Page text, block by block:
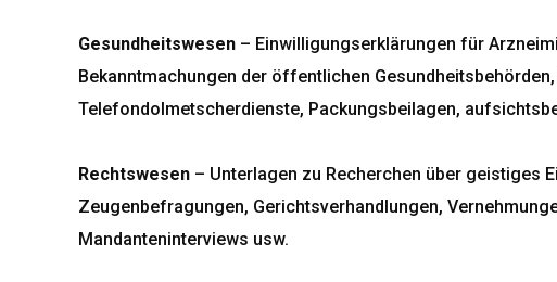
Gesundheitswesen – Einwilligungserklärungen für
Bekanntmachungen der öffentlichen
Telefondolmetscherdienste, Packungsbeilagen,
Rechtswesen – Unterlagen zu Recherchen über geistiges
Zeugenbefragungen, Gerichtsverhandlungen,
Mandanteninterviews usw.